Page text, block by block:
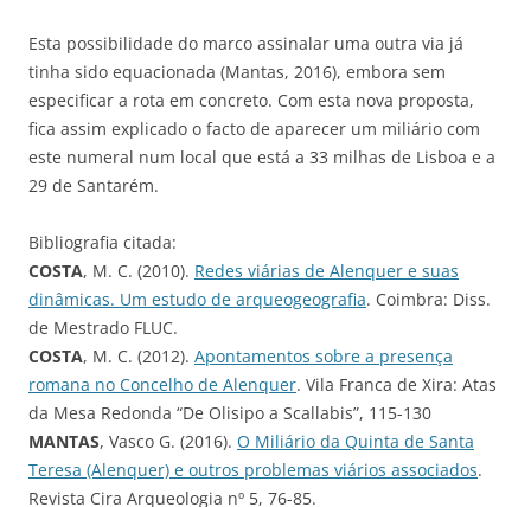
Esta possibilidade do marco assinalar uma outra via já
tinha sido equacionada (Mantas, 2016), embora sem
especificar a rota em concreto. Com esta nova proposta,
fica assim explicado o facto de aparecer um miliário com
este numeral num local que está a 33 milhas de Lisboa e a
29 de Santarém.
Bibliografia citada:
COSTA, M. C. (2010). Redes viárias de Alenquer e suas
dinâmicas. Um estudo de arqueogeografia. Coimbra: Diss.
de Mestrado FLUC.
COSTA, M. C. (2012). Apontamentos sobre a presença
romana no Concelho de Alenquer. Vila Franca de Xira: Atas
da Mesa Redonda “De Olisipo a Scallabis”, 115-130
MANTAS, Vasco G. (2016). O Miliário da Quinta de Santa
Teresa (Alenquer) e outros problemas viários associados.
Revista Cira Arqueologia nº 5, 76-85.